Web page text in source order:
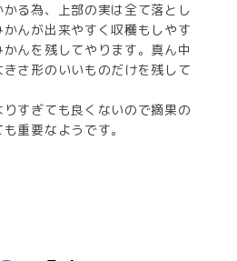
る為、上部の実は全て落とし
んが出来やすく収穫もしやす
んを残してやります。真ん中
さ形のいいものだけを残して
すぎても良くないので摘果の
重要なようです。